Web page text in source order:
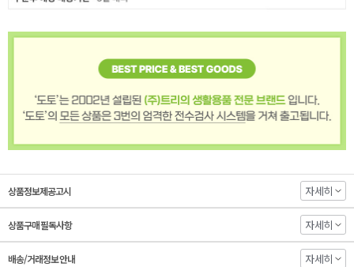
상품정보제공고시 자세히
상품구매 필독사항 자세히
배송/거래정보 안내 자세히